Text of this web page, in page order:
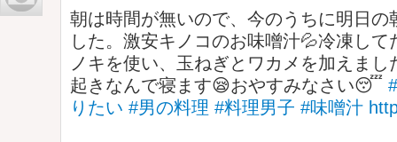
朝は時間が無いので、今のうちに明日の
した。激安キノコのお味噌汁💦冷凍し
ノキを使い、玉ねぎとワカメを加えま
起きなんで寝ます😪おやすみなさい😴
りたい #男の料理 #料理男子 #味噌汁